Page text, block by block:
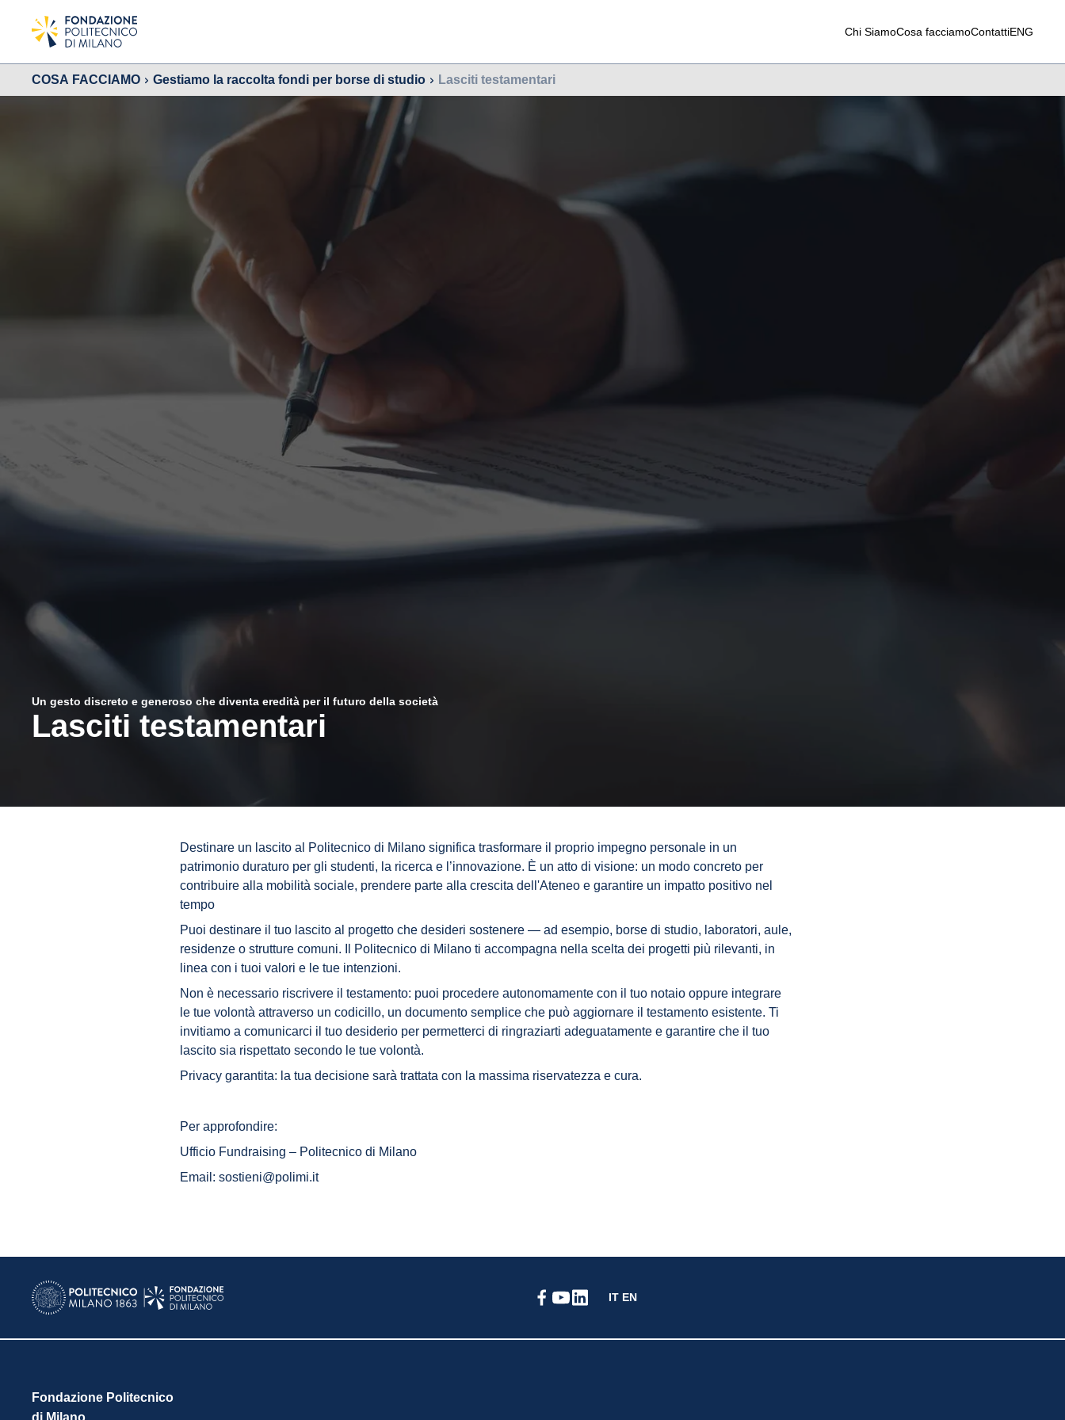
Chi SiamoCosa facciamoContattiENG
COSA FACCIAMO Gestiamo la raccolta fondi per borse di studio Lasciti testamentari
Un gesto discreto e generoso che diventa eredità per il futuro della società
Lasciti testamentari
Destinare un lascito al Politecnico di Milano significa trasformare il proprio impegno personale in un
patrimonio duraturo per gli studenti, la ricerca e l’innovazione. È un atto di visione: un modo concreto per
contribuire alla mobilità sociale, prendere parte alla crescita dell'Ateneo e garantire un impatto positivo nel
tempo
Puoi destinare il tuo lascito al progetto che desideri sostenere — ad esempio, borse di studio, laboratori, aule,
residenze o strutture comuni. Il Politecnico di Milano ti accompagna nella scelta dei progetti più rilevanti, in
linea con i tuoi valori e le tue intenzioni.
Non è necessario riscrivere il testamento: puoi procedere autonomamente con il tuo notaio oppure integrare
le tue volontà attraverso un codicillo, un documento semplice che può aggiornare il testamento esistente. Ti
invitiamo a comunicarci il tuo desiderio per permetterci di ringraziarti adeguatamente e garantire che il tuo
lascito sia rispettato secondo le tue volontà.
Privacy garantita: la tua decisione sarà trattata con la massima riservatezza e cura.
Per approfondire:
Ufficio Fundraising – Politecnico di Milano
Email: sostieni@polimi.it
IT EN
Fondazione Politecnico